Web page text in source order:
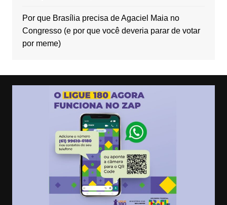
Por que Brasília precisa de Agaciel Maia no
Congresso (e por que você deveria parar de votar
por meme)